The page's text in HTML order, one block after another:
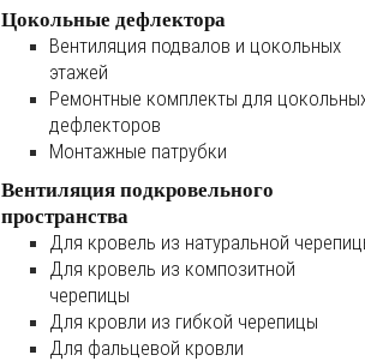
Цокольные дефлектора
Вентиляция подвалов и цокольных
этажей
Ремонтные комплекты для
дефлекторов
Монтажные патрубки
Вентиляция подкровельного
пространства
Для кровель из натуральной
Для кровель из композитной
черепицы
Для кровли из гибкой черепицы
Для фальцевой кровли